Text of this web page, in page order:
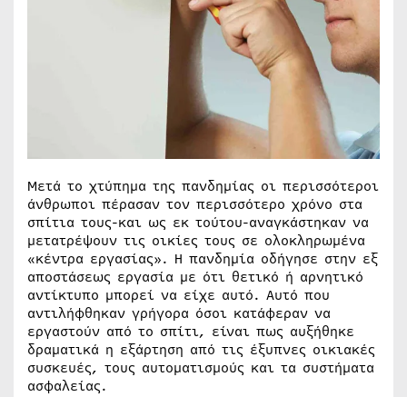
Μετά το χτύπημα της πανδημίας οι περισσότεροι
άνθρωποι πέρασαν τον περισσότερο χρόνο στα
σπίτια τους-και ως εκ τούτου-αναγκάστηκαν να
μετατρέψουν τις οικίες τους σε ολοκληρωμένα
«κέντρα εργασίας». Η πανδημία οδήγησε στην εξ
αποστάσεως εργασία με ότι θετικό ή αρνητικό
αντίκτυπο μπορεί να είχε αυτό. Αυτό που
αντιλήφθηκαν γρήγορα όσοι κατάφεραν να
εργαστούν από το σπίτι, είναι πως αυξήθηκε
δραματικά η εξάρτηση από τις έξυπνες οικιακές
συσκευές, τους αυτοματισμούς και τα συστήματα
ασφαλείας.